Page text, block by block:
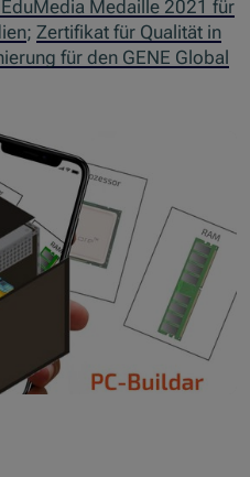
Medaille 2021 für
;Zertifikat für Qualität in
für den GENE Global